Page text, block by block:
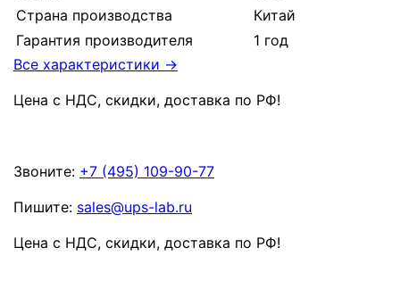
Страна производства
Китай
Гарантия производителя
1 год
Все характеристики →
Цена с НДС, скидки, доставка по РФ!
Звоните: +7 (495) 109-90-77
Пишите: sales@ups-lab.ru
Цена с НДС, скидки, доставка по РФ!